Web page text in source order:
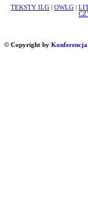
TEKSTY ILG OWLG
© Copyright by Konferencja